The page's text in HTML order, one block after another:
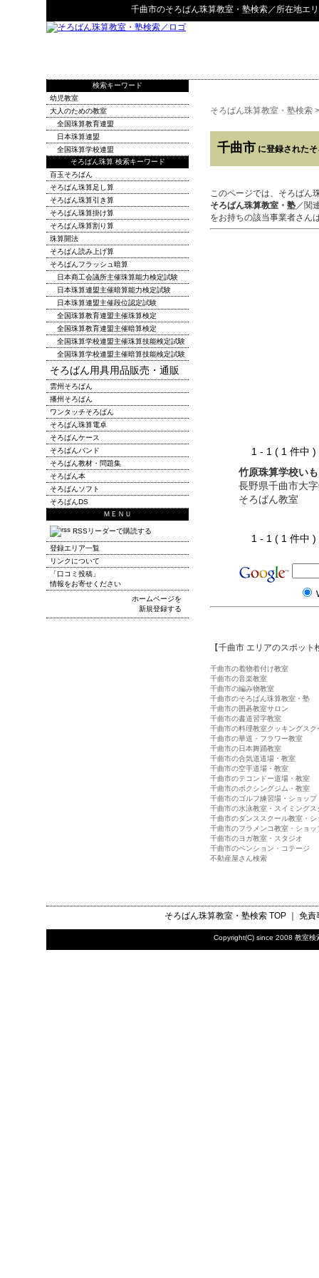
千曲市のそろばん珠算教室・塾検索／所在地エ
そろばん珠算教室・塾検索
千曲市 に登録された
このページでは、そろばん
そろばん珠算教室・塾／関
をお持ちの該当事業者さん
1 - 1 ( 1 件
竹原珠算学校い
長野県千曲市大
そろばん教室
1 - 1 ( 1 件
【千曲市 エリアのスポット
千曲市の着物着付け教室
千曲市の音楽教室
千曲市の編み物教室
千曲市のそろばん珠算教室・塾
千曲市の囲碁教室サロン
千曲市の書道習字教室
千曲市の料理教室クッキングスク
千曲市の華道・フラワー教室
千曲市の日本舞踊教室
千曲市の合気道道場・教室
千曲市の空手道場・教室
千曲市のテコンドー道場・教室
千曲市のボクシングジム・教室
千曲市のゴルフ練習場・ショップ
千曲市の水泳教室・スイミングス
千曲市のダンススクール教室・シ
千曲市のフラメンコ教室・ショッ
千曲市のヨガ教室・スタジオ
千曲市のペンション・コテージ
不動産屋さん検索
検索キーワード
幼児教室
大人のための教室
全国珠算教育連盟
日本珠算連盟
全国珠算学校連盟
そろばん珠算 検索キーワード
百玉そろばん
そろばん珠算足し算
そろばん珠算引き算
そろばん珠算掛け算
そろばん珠算割り算
珠算開法
そろばん読み上げ算
そろばんフラッシュ暗算
日本商工会議所主催珠算能力検定試験
日本珠算連盟主催暗算能力検定試験
日本珠算連盟主催段位認定試験
全国珠算教育連盟主催珠算検定
全国珠算教育連盟主催暗算検定
全国珠算学校連盟主催珠算技能検定試験
全国珠算学校連盟主催暗算技能検定試験
そろばん用具用品販売・通販
雲州そろばん
播州そろばん
ワンタッチそろばん
そろばん珠算電卓
そろばんケース
そろばんバンド
そろばん教材・問題集
そろばん本
そろばんソフト
そろばんDS
ＭＥＮＵ
RSSリーダーで購読する
登録エリア一覧
リンクについて
「口コミ投稿」
情報をお寄せください
ホームページを
新規登録する
そろばん珠算教室・塾検索TOP ｜ 免責
Copyright(C) since 2008 教室検